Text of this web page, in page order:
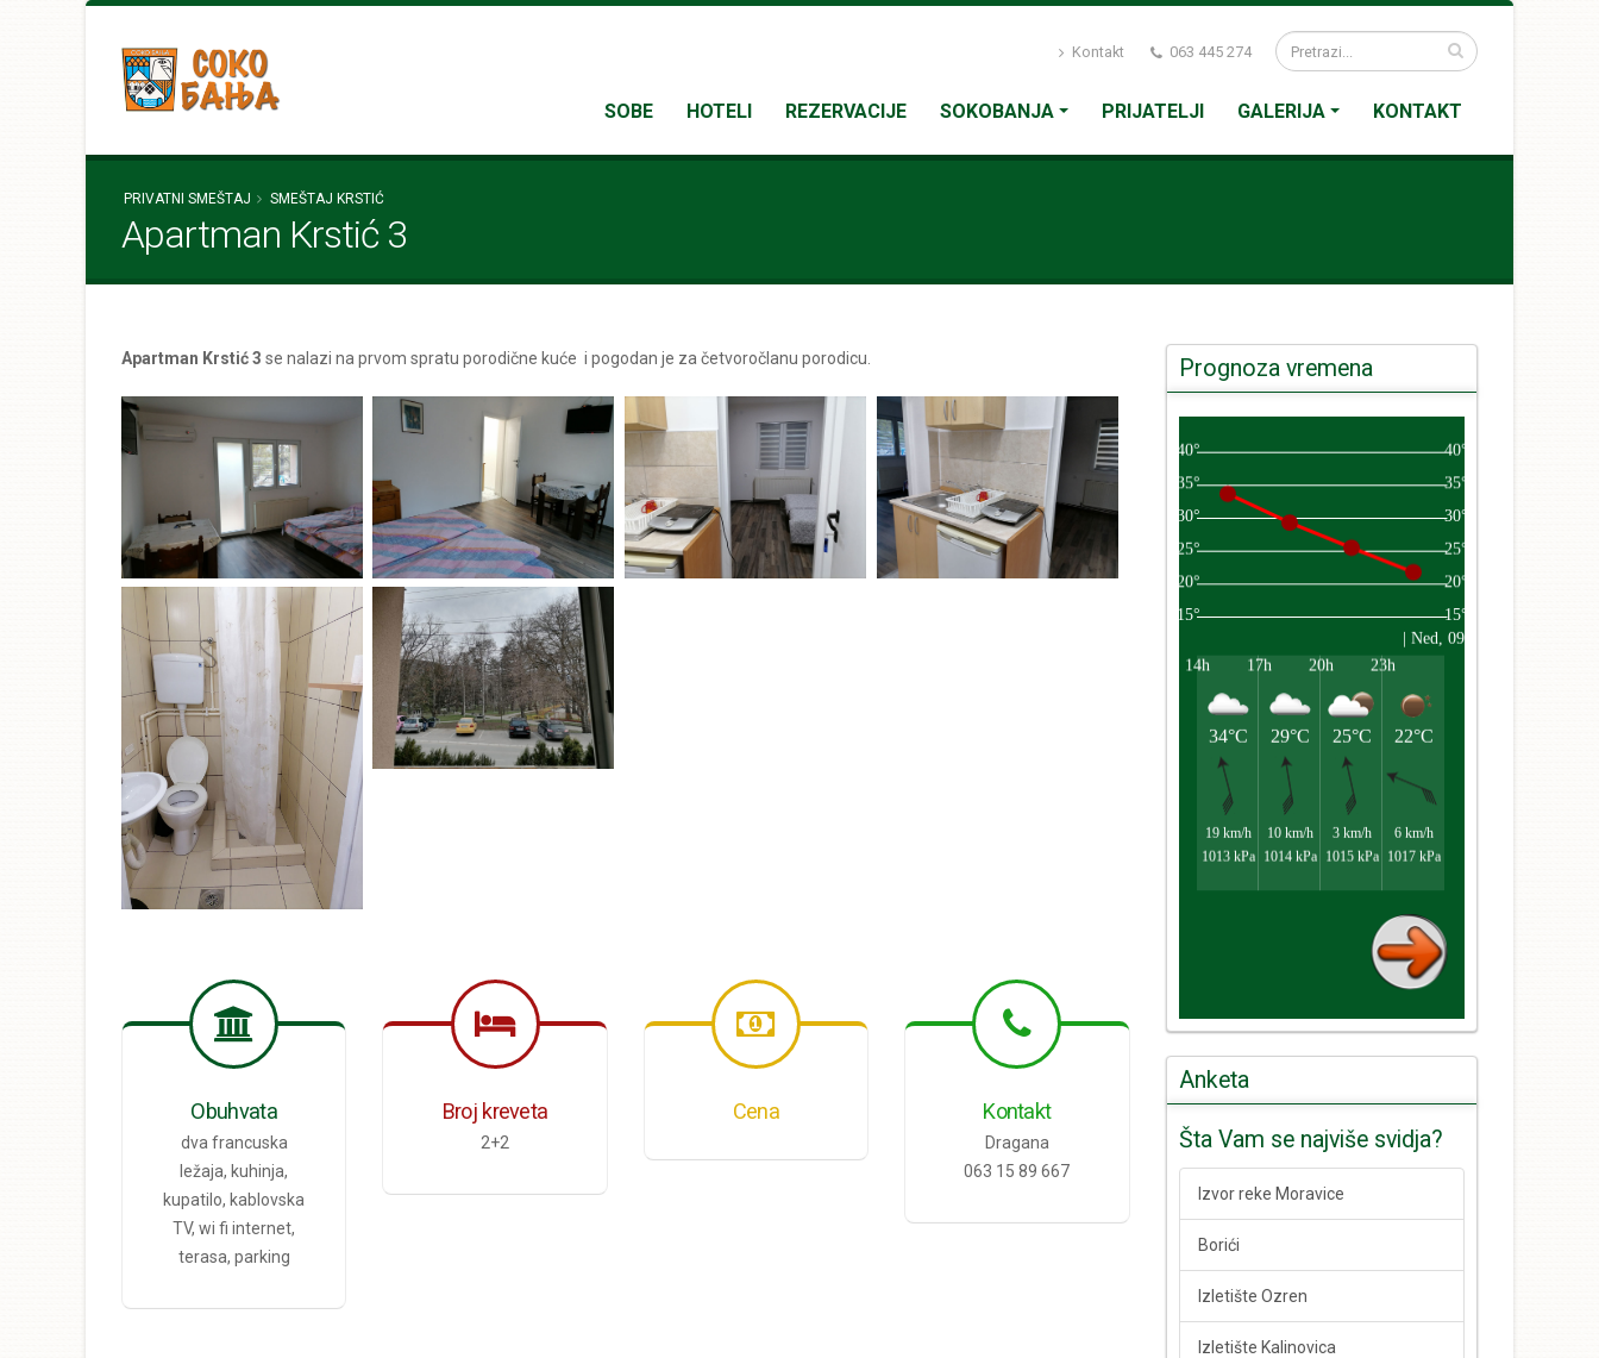
Kontakt 063 445 274
SOBE HOTELI REZERVACIJE SOKOBANJA PRIJATELJI GALERIJA KONTAKT
PRIVATNI SMEŠTAJ SMEŠTAJ KRSTIĆ
Apartman Krstić 3
Apartman Krstić 3 se nalazi na prvom spratu porodične kuće i pogodan je za četvoročlanu porodicu.
Obuhvata
dva francuska
ležaja, kuhinja,
kupatilo, kablovska
TV, wi fi internet,
terasa, parking
Broj kreveta
2+2
Cena Kontakt
Dragana
063 15 89 667
Prognoza vremena
Anketa
Šta Vam se najviše svidja?
Izvor reke Moravice
Borići
Izletište Ozren
Izletište Kalinovica